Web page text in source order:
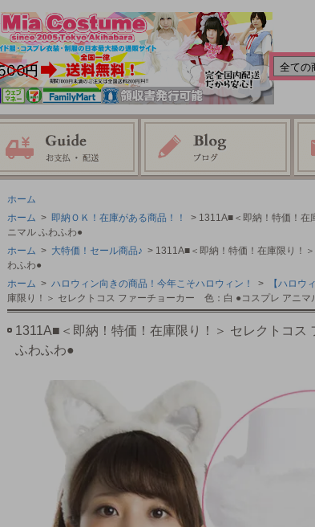
ホーム
ホーム > 即納ＯＫ！在庫がある商品！！
> 1311A■＜即納！特価！
ニマル ふわふわ●
ホーム > 大特価！セール商品♪ > 1311A■＜即納！特価！在庫限り！
わふわ●
ホーム > ハロウィン向きの商品！今年こそハロウィン！ > 【ハロウ
庫限り！＞ セレクトコス ファーチョーカー 色：白 ●コスプレ アニマ
1311A■＜即納！特価！在庫限り！＞ セレクトコ
ふわふわ●